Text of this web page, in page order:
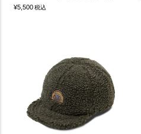
¥5,500税込